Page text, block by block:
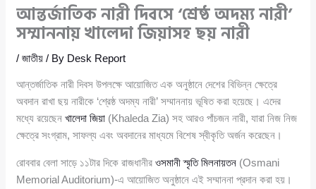
আন্তর্জাতিক নারী দিবসে ‘শ্রেষ্ঠ অদম্য নারী’
সম্মাননায় খালেদা জিয়াসহ ছয় নারী
/জাতীয় / By Desk Report
আন্তর্জাতিক নারী দিবস উপলক্ষে আয়োজিত এক অনুষ্ঠানে দেশের বিভিন্ন ক্ষেত্রে
অবদান রাখা ছয় নারীকে ‘শ্রেষ্ঠ অদম্য নারী’ সম্মাননায় ভূষিত করা হয়েছে। এদের
মধ্যে রয়েছেনখালেদা জিয়া (Khaleda Zia) সহ আরও পাঁচজন নারী, যারা নিজ নিজ
ক্ষেত্রে সংগ্রাম, সাফল্য এবং অবদানের মাধ্যমে বিশেষ স্বীকৃতি অর্জন করেছেন।
রোববার বেলা সাড়ে ১১টার দিকে রাজধানীরওসমানী স্মৃতি মিলনায়তন (Osmani
Memorial Auditorium)-এ আয়োজিত অনুষ্ঠানে এই সম্মাননা প্রদান করা হয়।